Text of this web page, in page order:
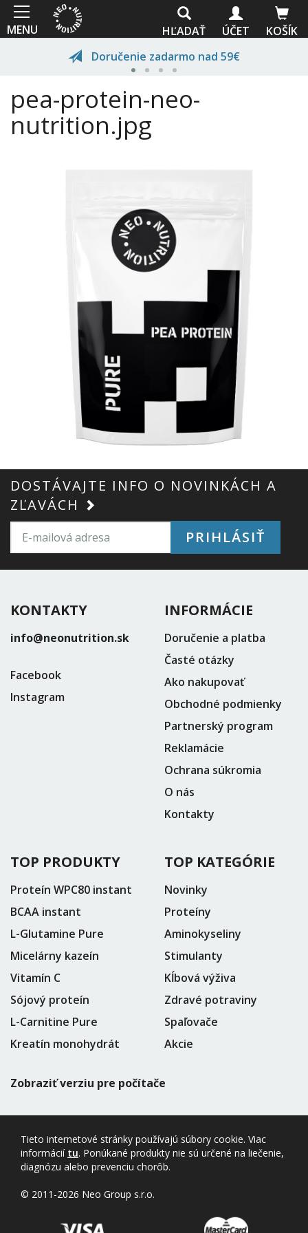
Skočiť
na
hlavný
MENU KOŠÍK
ÚČET
HĽADAŤ
Doručenie zadarmo nad 59€
pea-protein-neo-
nutrition.jpg
DOSTÁVAJTE INFO O NOVINKÁCH A
ZĽAVÁCH
PRIHLÁSIŤ
KONTAKTY
info@neonutrition.sk
Facebook
Instagram
INFORMÁCIE
Doručenie a platba
Časté otázky
Ako nakupovať
Obchodné podmienky
Partnerský program
Reklamácie
Ochrana súkromia
O nás
Kontakty
TOP PRODUKTY
Proteín WPC80 instant
BCAA instant
L-Glutamine Pure
Micelárny kazeín
Vitamín C
Sójový proteín
L-Carnitine Pure
Kreatín monohydrát
TOP KATEGÓRIE
Novinky
Proteíny
Aminokyseliny
Stimulanty
Kĺbová výživa
Zdravé potraviny
Spaľovače
Akcie
Zobraziť verziu pre počítače
Tieto internetové stránky používajú súbory cookie. Viac
informácií tu. Ponúkané produkty nie sú určené na liečenie,
diagnózu alebo prevenciu chorôb.
© 2011-2026 Neo Group s.r.o.